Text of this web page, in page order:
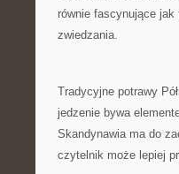
równie fascynujące
zwiedzania.
Tradycyjne potrawy
jedzenie bywa
Skandynawia ma do
czytelnik może lepiej